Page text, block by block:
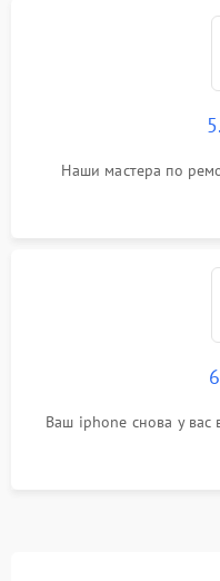
Наши мастера по
Ваш iphone снова у вас